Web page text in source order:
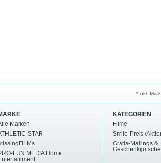
* inkl.
Marken
STAR
FUN MEDIA Home
KATEGORIEN
Filme
Smile-Preis /
Gratis-Mailings &